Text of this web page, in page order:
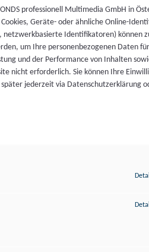
professionell Multimedia GmbH in
Cookies, Geräte- oder ähnliche Online-
Identifikatoren) können
um Ihre personenbezogenen Daten
und der Performance von Inhalten
nicht erforderlich. Sie können Ihre
jederzeit via Datenschutzerklärung